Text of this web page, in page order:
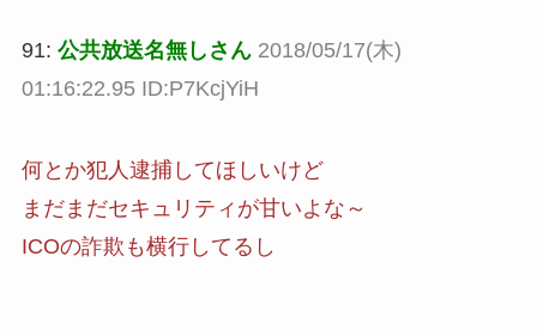
91: 公共放送名無しさん 2018/05/17(木)
01:16:22.95 ID:P7KcjYiH
何とか犯人逮捕してほしいけど
まだまだセキュリティが甘いよな～
ICOの詐欺も横行してるし